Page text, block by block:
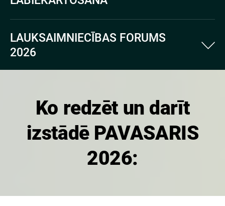
LAUKSAIMNIECĪBAS FORUMS
2026
Ko redzēt un darīt
izstādē PAVASARIS
2026: